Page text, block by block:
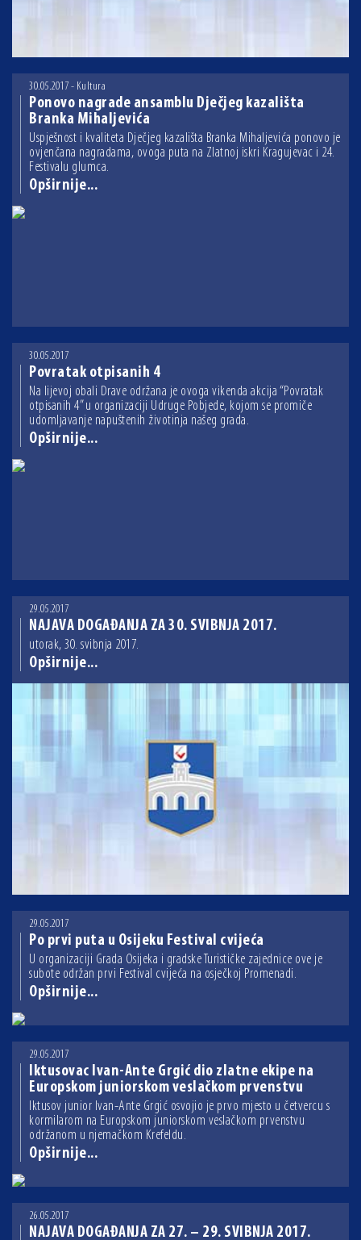
30.05.2017 - Kultura
Ponovo nagrade ansamblu Dječjeg kazališta
Branka Mihaljevića
Uspješnost i kvaliteta Dječjeg kazališta Branka Mihaljevića ponovo je
ovjenčana nagradama, ovoga puta na Zlatnoj iskri Kragujevac i 24.
Festivalu glumca.
Opširnije...
30.05.2017
Povratak otpisanih 4
Na lijevoj obali Drave održana je ovoga vikenda akcija “Povratak
otpisanih 4” u organizaciji Udruge Pobjede, kojom se promiče
udomljavanje napuštenih životinja našeg grada.
Opširnije...
29.05.2017
NAJAVA DOGAĐANJA ZA 30. SVIBNJA 2017.
utorak, 30. svibnja 2017.
Opširnije...
29.05.2017
Po prvi puta u Osijeku Festival cvijeća
U organizaciji Grada Osijeka i gradske Turističke zajednice ove je
subote održan prvi Festival cvijeća na osječkoj Promenadi.
Opširnije...
29.05.2017
Iktusovac Ivan-Ante Grgić dio zlatne ekipe na
Europskom juniorskom veslačkom prvenstvu
Iktusov junior Ivan-Ante Grgić osvojio je prvo mjesto u četvercu s
kormilarom na Europskom juniorskom veslačkom prvenstvu
održanom u njemačkom Krefeldu.
Opširnije...
26.05.2017
NAJAVA DOGAĐANJA ZA 27. – 29. SVIBNJA 2017.